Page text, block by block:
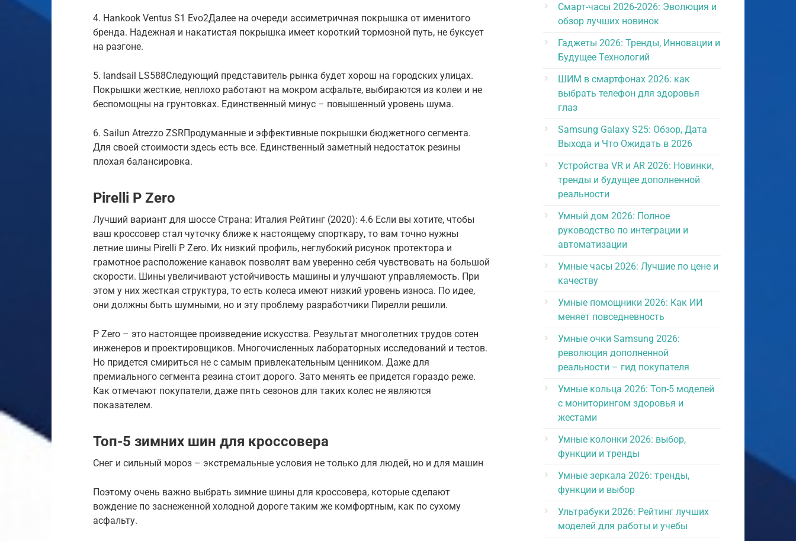
4. Hankook Ventus S1 Evo2Далее на очереди ассиметричная покрышка от именитого
бренда. Надежная и накатистая покрышка имеет короткий тормозной путь, не буксует
на разгоне.
5. landsail LS588Следующий представитель рынка будет хорош на городских улицах.
Покрышки жесткие, неплохо работают на мокром асфальте, выбираются из колеи и не
беспомощны на грунтовках. Единственный минус – повышенный уровень шума.
6. Sailun Atrezzo ZSRПродуманные и эффективные покрышки бюджетного сегмента.
Для своей стоимости здесь есть все. Единственный заметный недостаток резины
плохая балансировка.
Pirelli P Zero
Лучший вариант для шоссе Страна: Италия Рейтинг (2020): 4.6 Если вы хотите, чтобы
ваш кроссовер стал чуточку ближе к настоящему спорткару, то вам точно нужны
летние шины Pirelli P Zero. Их низкий профиль, неглубокий рисунок протектора и
грамотное расположение канавок позволят вам уверенно себя чувствовать на большой
скорости. Шины увеличивают устойчивость машины и улучшают управляемость. При
этом у них жесткая структура, то есть колеса имеют низкий уровень износа. По идее,
они должны быть шумными, но и эту проблему разработчики Пирелли решили.
P Zero – это настоящее произведение искусства. Результат многолетних трудов сотен
инженеров и проектировщиков. Многочисленных лабораторных исследований и тестов.
Но придется смириться не с самым привлекательным ценником. Даже для
премиального сегмента резина стоит дорого. Зато менять ее придется гораздо реже.
Как отмечают покупатели, даже пять сезонов для таких колес не являются
показателем.
Топ-5 зимних шин для кроссовера
Снег и сильный мороз – экстремальные условия не только для людей, но и для машин
Поэтому очень важно выбрать зимние шины для кроссовера, которые сделают
вождение по заснеженной холодной дороге таким же комфортным, как по сухому
асфальту.
Смарт-часы 2026-2026: Эволюция и
обзор лучших новинок
Гаджеты 2026: Тренды, Инновации и
Будущее Технологий
ШИМ в смартфонах 2026: как
выбрать телефон для здоровья
глаз
Samsung Galaxy S25: Обзор, Дата
Выхода и Что Ожидать в 2026
Устройства VR и AR 2026: Новинки,
тренды и будущее дополненной
реальности
Умный дом 2026: Полное
руководство по интеграции и
автоматизации
Умные часы 2026: Лучшие по цене и
качеству
Умные помощники 2026: Как ИИ
меняет повседневность
Умные очки Samsung 2026:
революция дополненной
реальности – гид покупателя
Умные кольца 2026: Топ-5 моделей
с мониторингом здоровья и
жестами
Умные колонки 2026: выбор,
функции и тренды
Умные зеркала 2026: тренды,
функции и выбор
Ультрабуки 2026: Рейтинг лучших
моделей для работы и учебы